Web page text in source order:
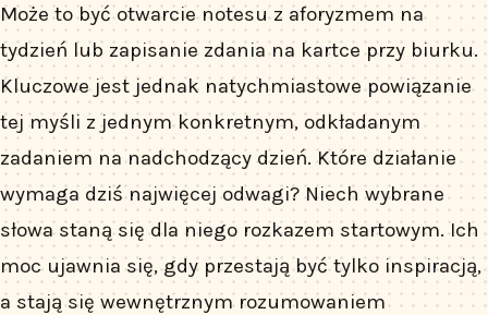
Może to być otwarcie notesu z aforyzmem na
tydzień lub zapisanie zdania na kartce przy biurku.
Kluczowe jest jednak natychmiastowe powiązanie
tej myśli z jednym konkretnym, odkładanym
zadaniem na nadchodzący dzień. Które działanie
wymaga dziś najwięcej odwagi? Niech wybrane
słowa staną się dla niego rozkazem startowym. Ich
moc ujawnia się, gdy przestają być tylko inspiracją,
a stają się wewnętrznym rozumowaniem